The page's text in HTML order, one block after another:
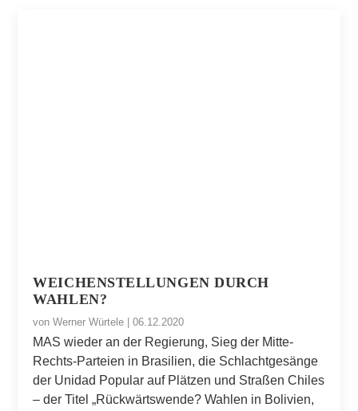
WEICHENSTELLUNGEN DURCH
WAHLEN?
vonWerner Würtele |06.12.2020
MAS wieder an der Regierung, Sieg der Mitte-
Rechts-Parteien in Brasilien, die Schlachtgesänge
der Unidad Popular auf Plätzen und Straßen Chiles
– der Titel „Rückwärtswende? Wahlen in Bolivien,